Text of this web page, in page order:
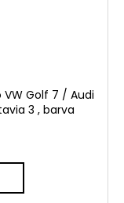
Golf 7 / Audi
3 , barva